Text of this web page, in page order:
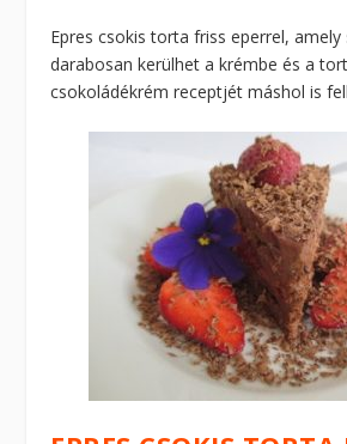
Epres csokis torta friss eperrel,
darabosan kerülhet a krémbe és a
csokoládékrém receptjét máshol is